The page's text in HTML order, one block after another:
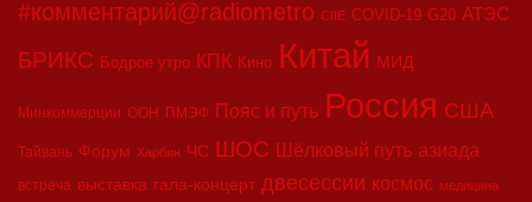
#комментарий@radiometro CIIE COVID-19 G20 АТЭС
БРИКС Бодрое утро КПК Кино Китай МИД
Минкоммерции ООН ПМЭФ Пояс и путь Россия США
Тайвань Форум Харбин ЧС ШОС Шёлковый путь азиада
встреча выставка гала-концерт двесессии космос медицина